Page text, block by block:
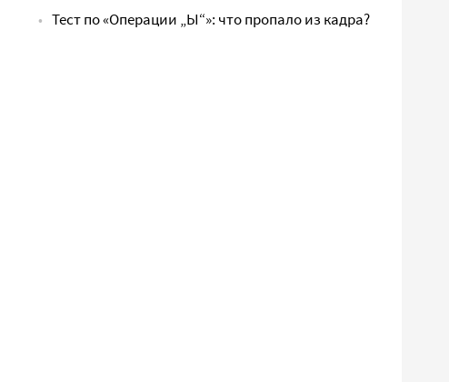
Тест по «Операции „Ы“»: что пропало из кадра?